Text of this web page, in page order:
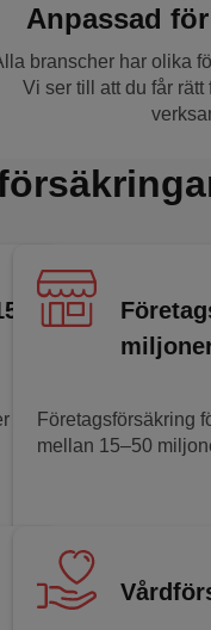
Anpassad
branscher har olika
Vi ser till att du får
15
Företagsförsäkring
mellan 15–50